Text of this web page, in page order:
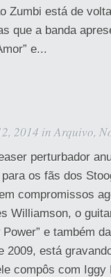
Zumbi está de
que a banda
e...
2014 inArquivo,
perturbador
os fãs dos
compromissos
Williamson, o
Power” e também
2009, está
compôs com Iggy